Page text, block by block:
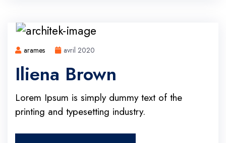
arames avril 2020
Iliena Brown
Lorem Ipsum is simply dummy text of the
printing and typesetting industry.